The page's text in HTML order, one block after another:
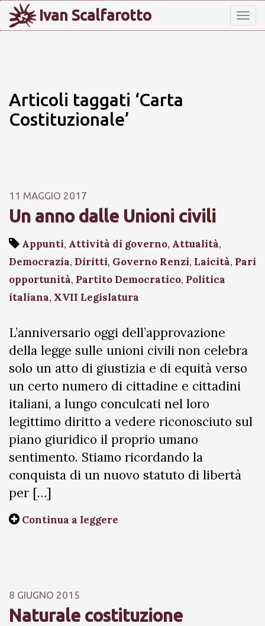
Ivan Scalfarotto
Articoli taggati ‘Carta
Costituzionale’
11 MAGGIO 2017
Un anno dalle Unioni civili
Appunti, Attività di governo, Attualità,
Democrazia, Diritti, Governo Renzi, Laicità, Pari
opportunità, Partito Democratico, Politica
italiana, XVII Legislatura
L’anniversario oggi dell’approvazione
della legge sulle unioni civili non celebra
solo un atto di giustizia e di equità verso
un certo numero di cittadine e cittadini
italiani, a lungo conculcati nel loro
legittimo diritto a vedere riconosciuto sul
piano giuridico il proprio umano
sentimento. Stiamo ricordando la
conquista di un nuovo statuto di libertà
per […]
Continua a leggere
8 GIUGNO 2015
Naturale costituzione